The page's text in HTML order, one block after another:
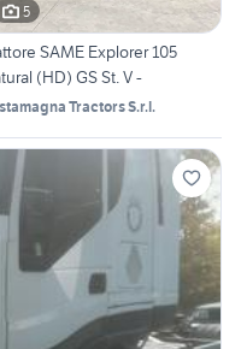
5
SAME Explorer 105
(HD) GS St. V -
Tractors S.r.l.